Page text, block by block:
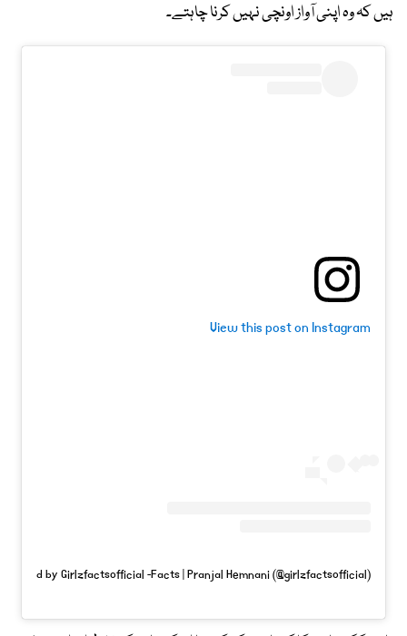
ہیں کہ وہ اپنی آواز اونچی نہیں کرنا چاہتے۔
View this post on Instagram
shared by Girlzfactsofficial -Facts | Pranjal Hemnani (@girlzfactsofficial)